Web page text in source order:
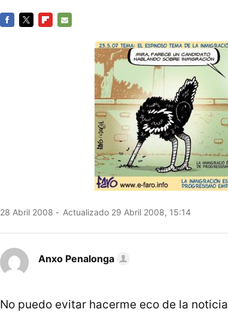
28 Abril 2008 Actualizado 29 Abril 2008, 15:14
Anxo Penalonga
No puedo evitar hacerme eco de la noticia